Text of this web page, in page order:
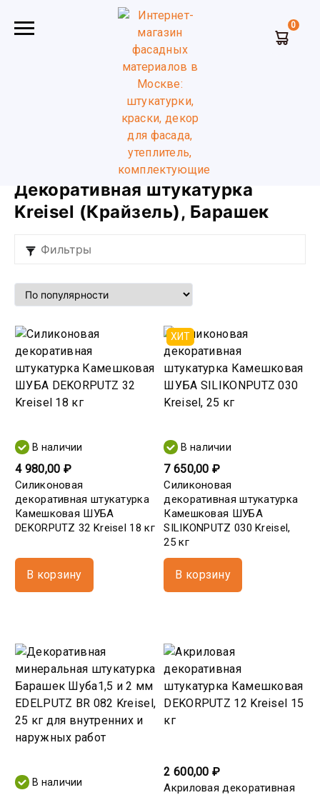
0
Декоративная штукатурка
Декоративная штукатурка
Kreisel (Крайзель), Барашек
Фильтры
В наличии
4 980,00 ₽
Силиконовая
декоративная штукатурка
Камешковая ШУБА
DEKORPUTZ 32 Kreisel 18 кг
В корзину
ХИТ
В наличии
7 650,00 ₽
Силиконовая
декоративная штукатурка
Камешковая ШУБА
SILIKONPUTZ 030 Kreisel,
25 кг
В корзину
В наличии
2 600,00 ₽
Акриловая декоративная